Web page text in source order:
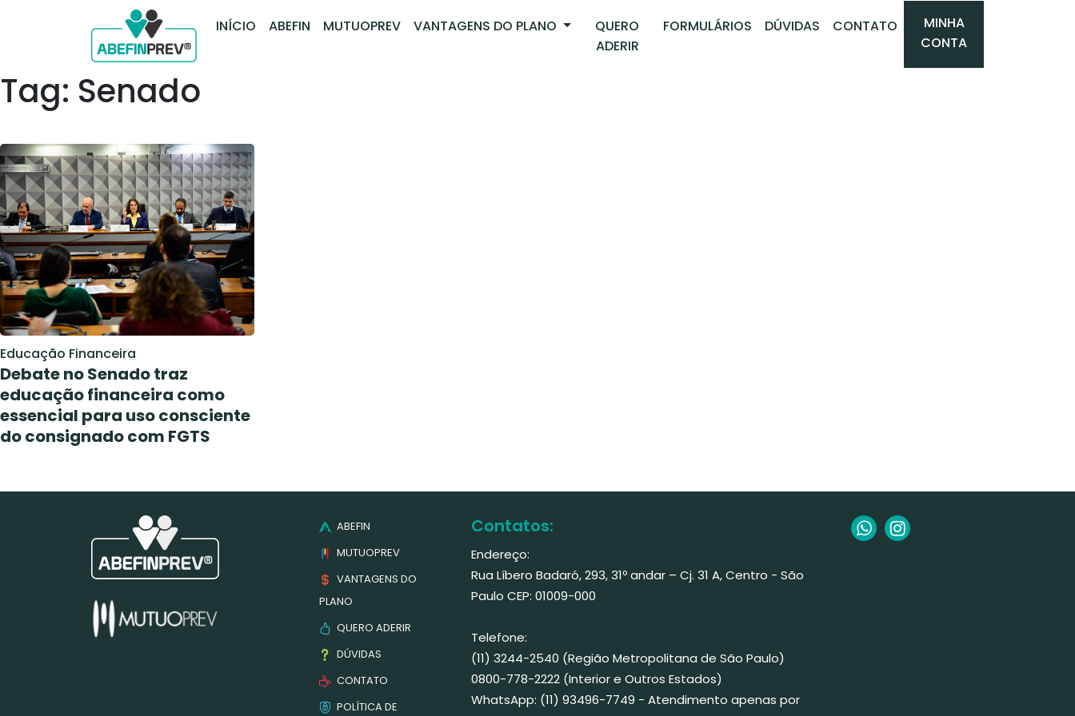
INÍCIO ABEFIN MUTUOPREV VANTAGENS DO PLANO
QUERO
ADERIR
FORMULÁRIOS DÚVIDAS CONTATO
MINHA
CONTA
Tag: Senado
Educação Financeira
Debate no Senado traz
educação financeira como
essencial para uso consciente
do consignado com FGTS
ABEFIN
MUTUOPREV
VANTAGENS DO
PLANO
QUERO ADERIR
DÚVIDAS
CONTATO
POLÍTICA DE
Contatos:
Endereço:
Rua Líbero Badaró, 293, 31º andar – Cj. 31 A, Centro - São
Paulo CEP: 01009-000
Telefone:
(11) 3244-2540 (Região Metropolitana de São Paulo)
0800-778-2222 (Interior e Outros Estados)
WhatsApp: (11) 93496-7749 - Atendimento apenas por